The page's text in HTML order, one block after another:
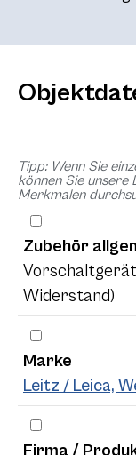
Tipp: Wenn Sie
können Sie unsere
Merkmalen
Zubehör
Widerstand)
Marke
Leitz / Leica,
Firma /